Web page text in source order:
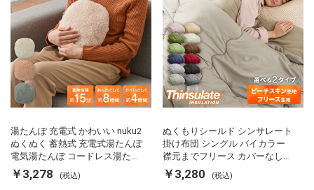
湯たんぽ 充電式 かわいい nuku2
ぬくぬく 蓄熱式 充電式湯たんぽ
電気湯たんぽ コードレス湯たん
ぽ エコ 節電 節約 省エネ 充電式
エコ電気あんか EWT-2143 スリ
￥3,278 (税込)
ぬくもりシールド シンサレート
掛け布団 シングル バイカラー
襟元までフリース カバーなしで
使える 軽い 丸洗い 断熱 保温 抗
菌防臭 洗える 防ダニ 軽量 ホコ
￥3,280 (税込)